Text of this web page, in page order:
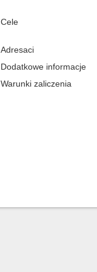
Cele
Adresaci
Dodatkowe informacje
Warunki zaliczenia